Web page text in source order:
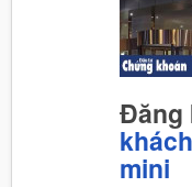
Đăng
mini